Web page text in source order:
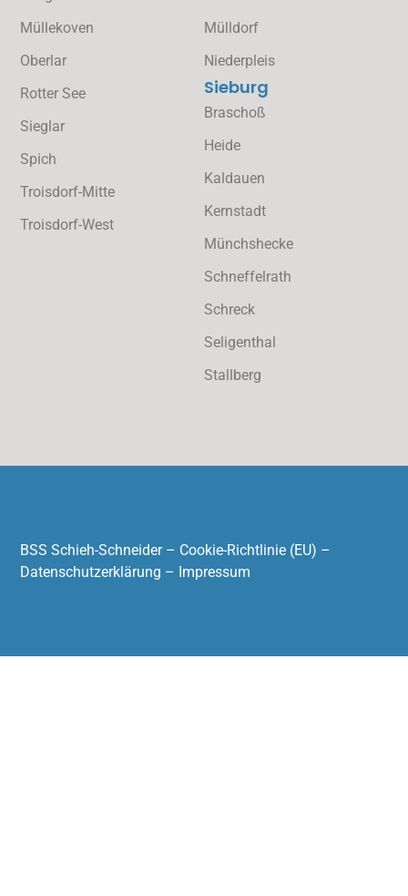
Mülldorf
Niederpleis
Sieburg
Braschoß
Heide
Kaldauen
Kernstadt
Münchshecke
Schneffelrath
Schreck
Seligenthal
Stallberg
Müllekoven
Oberlar
Rotter See
Sieglar
Spich
Troisdorf-Mitte
Troisdorf-West
BSS Schieh-Schneider – Cookie-Richtlinie (EU) –
Datenschutzerklärung – Impressum